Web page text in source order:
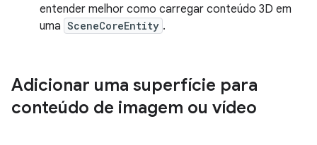
entender melhor como carregar conteúdo 3D em
uma SceneCoreEntity .
Adicionar uma superfície para
conteúdo de imagem ou vídeo